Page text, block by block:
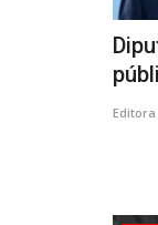
Editora